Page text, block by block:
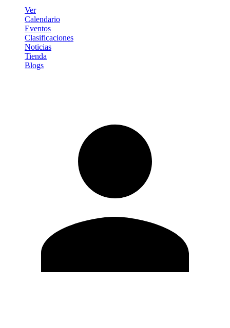
Ver
Calendario
Eventos
Clasificaciones
Noticias
Tienda
Blogs